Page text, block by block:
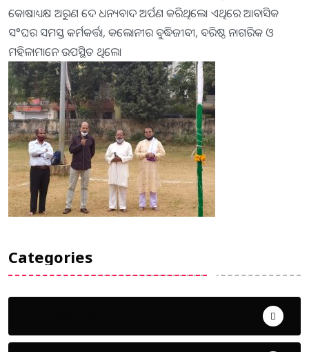
କୋଷାଧ୍ୟକ୍ଷ ଅରୁଣ ଦେ ଧନ୍ୟବାଦ ଅର୍ପଣ କରିଥିଲେ। ଏଥିରେ ଆବାସିକ
ସ°ଘର ସମସ୍ତ କର୍ମକର୍ତ୍ତା, କଲୋନୀର ବୁଦ୍ଧିଜୀବୀ, ବରିଷ୍ଠ ନାଗରିକ ଓ
ମହିଳାମାନେ ଉପସ୍ଥିତ ଥିଲେ।
Categories